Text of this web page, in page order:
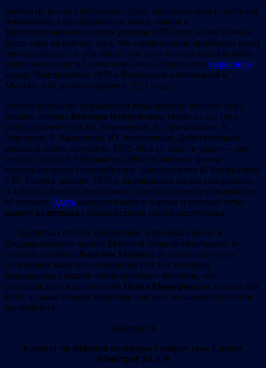
Далеко не все из участников, судей, организаторов и зрителей
чемпионата, стартовавшего в конце ноября и
финишировавшего в конце декабря 1979 года, живы поныне.
Здесь одна из причин того, что соревнование приобрело налёт
легендарности – о нём пишут как чуть ли не о высшей точке
развития шахмат в Советском Союзе. Проводятся параллели
между Чемпионатом-1979 и Всемирной олимпиадой в
Минске, что должна пройти в 2022 году.
Особое внимание журналисты традиционно уделяют игре
нашего земляка Виктора Купрейчика, cерии из его пяти
побед (уточню: над Ю. Разуваевым, В. Цешковским, К.
Лернером, Р. Ваганяном, Ю. Аникаевым). Действительно,
минский игрок на рубеже 1970–80-х гг. был «в ударе» – три
месяца спустя, в Рейкьявике-1980, он завоюет звание
международного гроссмейстера. Боевая партия В. Купрейчика
с М. Талем в декабре 1979 г. запомнилась обоим соперникам,
и в 2003 г. Виктор Давыдович с удовольствием рассказывал о
её течении. Здесь находятся запись партии и краткий отчёт
одного из первых гроссмейстеров нашей республики.
…Предлагаю тексты документов, изученных мною в
Государственном архиве Минской области (благодарю за
помощь историка Василия Матоха). В них говорится о
подготовке минского чемпионата СССР, которому
придавалось немалое «политическое» значение, что
подтверждается резолюцией Петра Машерова на записке ЦК
КПБ, а также номенклатурным «весом» большинства членов
оргкомитета.
Документ 1.
Камітэт па фізічнай культуры і спорту пры Савеце
Міністраў БССР